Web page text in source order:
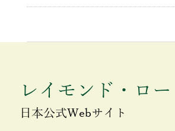
レイモンド・ロー
日本公式Webサイト